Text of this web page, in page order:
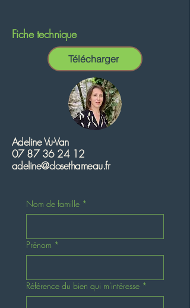
Fiche technique
Télécharger
Adeline Vu-Van
07 87 36 24 12
adeline@closethameau.fr
Nom de famille *
Prénom *
Référence du bien qui m'intéresse *